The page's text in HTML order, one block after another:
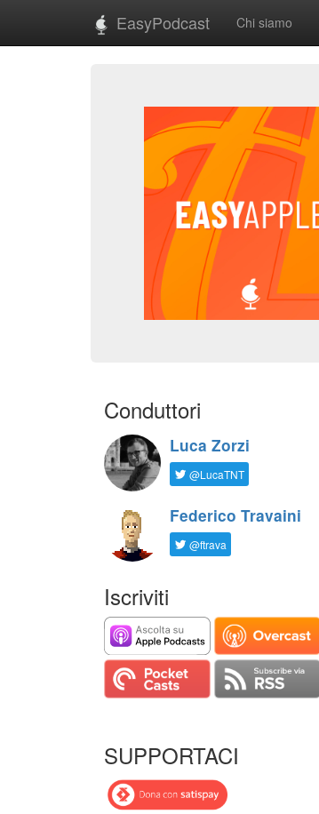
EasyPodcast Chi siamo
Conduttori
Luca Zorzi
@LucaTNT
Federico Travaini
@ftrava
Iscriviti
SUPPORTACI